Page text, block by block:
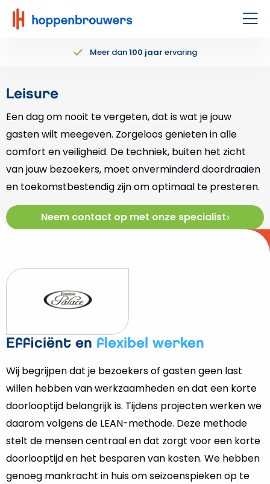
Hoppenbrouwers
|
Meer dan100 jaar ervaring
Leisure
Een dag om nooit te vergeten, dat is wat je jouw
gasten wilt meegeven. Zorgeloos genieten in alle
comfort en veiligheid. De techniek, buiten het zicht
van jouw bezoekers, moet onverminderd doordraaien
en toekomstbestendig zijn om optimaal te presteren.
Neem contact op met onze specialist
Efficiënt en flexibel werken
Wij begrijpen dat je bezoekers of gasten geen last
willen hebben van werkzaamheden en dat een korte
doorlooptijd belangrijk is. Tijdens projecten werken we
daarom volgens de LEAN-methode. Deze methode
stelt de mensen centraal en dat zorgt voor een korte
doorlooptijd en het besparen van kosten. We hebben
genoeg mankracht in huis om seizoenspieken op te